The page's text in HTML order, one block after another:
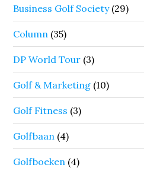
Business Golf Society(29)
Column (35)
DP World Tour (3)
Golf & Marketing (10)
Golf Fitness (3)
Golfbaan (4)
Golfboeken (4)